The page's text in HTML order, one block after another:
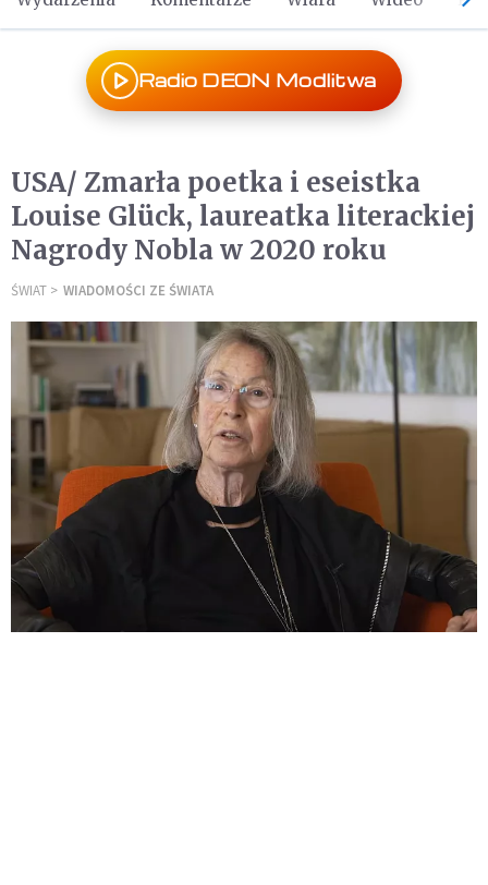
Radio DEON Modlitwa
USA/ Zmarła poetka i eseistka
Louise Glück, laureatka literackiej
Nagrody Nobla w 2020 roku
ŚWIAT WIADOMOŚCI ZE ŚWIATA